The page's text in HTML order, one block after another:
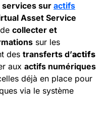
services suractifs
Asset Service
collecter et
sur les
des transferts d’actifs
aux actifs numériques
déjà en place pour
via le système